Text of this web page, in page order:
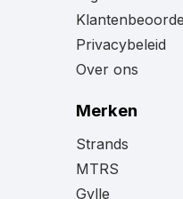
Privacybeleid
Over ons
Merken
Strands
MTRS
Gylle